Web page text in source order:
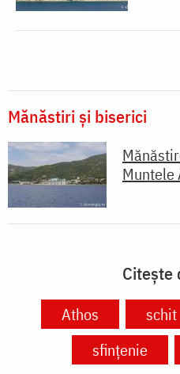
Mănăstiri și biserici
Muntele
Citește
Athos schit
sfințenie